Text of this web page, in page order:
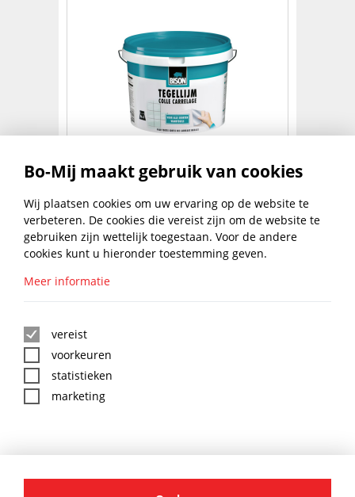
BISON TEGELKIT 7.0KILO
€26,65
excl. btw
NAAR PRODUCT
1 2
BO-MIJ NIEUWSBRIEF
:
AANMELDEN
Bo-Mij maakt gebruik van cookies
Wij plaatsen cookies om uw ervaring op de website te
verbeteren. De cookies die vereist zijn om de website te
gebruiken zijn wettelijk toegestaan. Voor de andere
cookies kunt u hieronder toestemming geven.
Meer informatie
vereist
voorkeuren
statistieken
marketing